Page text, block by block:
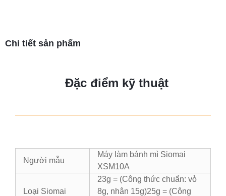
Chi tiết sản phẩm
Đặc điểm kỹ thuật
Người mẫu
Máy làm bánh mì Siomai
XSM10A
Loại Siomai
23g = (Công thức chuẩn: vỏ
8g, nhân 15g)25g = (Công